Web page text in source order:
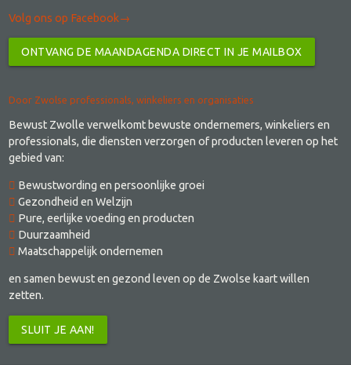
Volg ons op Facebook→
ONTVANG DE MAANDAGENDA DIRECT IN JE MAILBOX
Door Zwolse professionals, winkeliers en organisaties
Bewust Zwolle verwelkomt bewuste ondernemers, winkeliers en
professionals, die diensten verzorgen of producten leveren op het
gebied van:
Bewustwording en persoonlijke groei
Gezondheid en Welzijn
Pure, eerlijke voeding en producten
Duurzaamheid
Maatschappelijk ondernemen
en samen bewust en gezond leven op de Zwolse kaart willen
zetten.
SLUIT JE AAN!